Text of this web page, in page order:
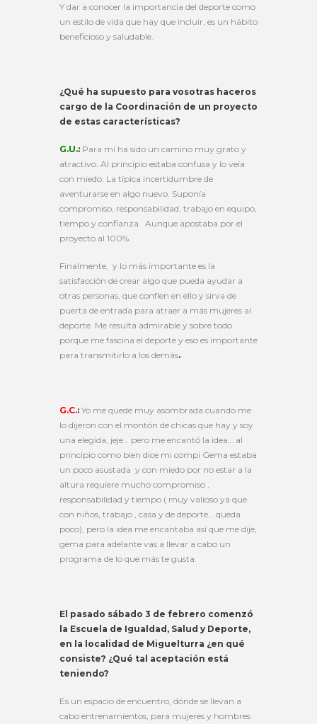
Y dar a conocer la importancia del deporte como
un estilo de vida que hay que incluir, es un hábito
beneficioso y saludable.
¿Qué ha supuesto para vosotras haceros
cargo de la Coordinación de un proyecto
de estas características?
G.U.: Para mí ha sido un camino muy grato y
atractivo. Al principio estaba confusa y lo veía
con miedo. La típica incertidumbre de
aventurarse en algo nuevo. Suponía
compromiso, responsabilidad, trabajo en equipo,
tiempo y confianza. Aunque apostaba por el
proyecto al 100%.
Finalmente, y lo más importante es la
satisfacción de crear algo que pueda ayudar a
otras personas, que confíen en ello y sirva de
puerta de entrada para atraer a más mujeres al
deporte. Me resulta admirable y sobre todo
porque me fascina el deporte y eso es importante
para transmitirlo a los demás.
G.C.: Yo me quede muy asombrada cuando me
lo dijeron con el montón de chicas que hay y soy
una elegida, jeje… pero me encantó la idea… al
principio como bien dice mi compi Gema estaba
un poco asustada y con miedo por no estar a la
altura requiere mucho compromiso ,
responsabilidad y tiempo ( muy valioso ya que
con niños, trabajo , casa y de deporte… queda
poco), pero la idea me encantaba así que me dije,
gema para adelante vas a llevar a cabo un
programa de lo que más te gusta.
El pasado sábado 3 de febrero comenzó
la Escuela de Igualdad, Salud y Deporte,
en la localidad de Miguelturra ¿en qué
consiste? ¿Qué tal aceptación está
teniendo?
Es un espacio de encuentro, dónde se llevan a
cabo entrenamientos, para mujeres y hombres